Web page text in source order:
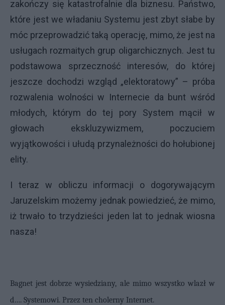
zakończy się katastrofalnie dla biznesu. Państwo,
które jest we władaniu Systemu jest zbyt słabe by
móc przeprowadzić taką operację, mimo, że jest na
usługach rozmaitych grup oligarchicznych. Jest tu
podstawowa sprzeczność interesów, do której
jeszcze dochodzi wzgląd „elektoratowy” – próba
rozwalenia wolności w Internecie da bunt wśród
młodych, którym do tej pory System mącił w
głowach ekskluzywizmem, poczuciem
wyjątkowości i ułudą przynależności do hołubionej
elity.
I teraz w obliczu informacji o dogorywającym
Jaruzelskim możemy jednak powiedzieć, że mimo,
iż trwało to trzydzieści jeden lat to jednak wiosna
nasza!
Bagnet jest dobrze wysiedziany, ale mimo wszystko wlazł w
d…. Systemowi. Przez ten cholerny Internet.